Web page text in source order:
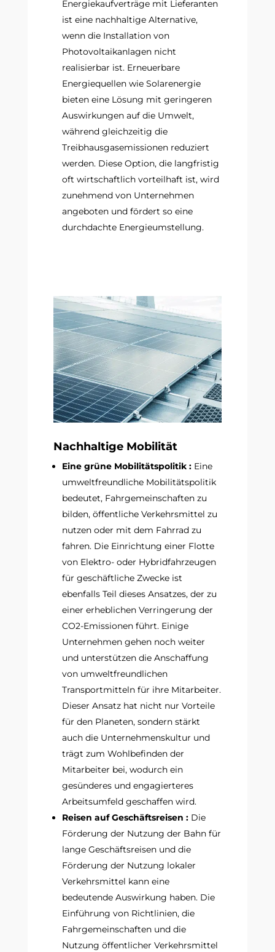
Energiekaufverträge mit Lieferanten
ist eine nachhaltige Alternative,
wenn die Installation von
Photovoltaikanlagen nicht
realisierbar ist. Erneuerbare
Energiequellen wie Solarenergie
bieten eine Lösung mit geringeren
Auswirkungen auf die Umwelt,
während gleichzeitig die
Treibhausgasemissionen reduziert
werden. Diese Option, die langfristig
oft wirtschaftlich vorteilhaft ist, wird
zunehmend von Unternehmen
angeboten und fördert so eine
durchdachte Energieumstellung.
Nachhaltige Mobilität
Eine grüne Mobilitätspolitik :Eine
umweltfreundliche Mobilitätspolitik
bedeutet, Fahrgemeinschaften zu
bilden, öffentliche Verkehrsmittel zu
nutzen oder mit dem Fahrrad zu
fahren. Die Einrichtung einer Flotte
von Elektro- oder Hybridfahrzeugen
für geschäftliche Zwecke ist
ebenfalls Teil dieses Ansatzes, der zu
einer erheblichen Verringerung der
CO2-Emissionen führt. Einige
Unternehmen gehen noch weiter
und unterstützen die Anschaffung
von umweltfreundlichen
Transportmitteln für ihre Mitarbeiter.
Dieser Ansatz hat nicht nur Vorteile
für den Planeten, sondern stärkt
auch die Unternehmenskultur und
trägt zum Wohlbefinden der
Mitarbeiter bei, wodurch ein
gesünderes und engagierteres
Arbeitsumfeld geschaffen wird.
Reisen auf Geschäftsreisen :Die
Förderung der Nutzung der Bahn für
lange Geschäftsreisen und die
Förderung der Nutzung lokaler
Verkehrsmittel kann eine
bedeutende Auswirkung haben. Die
Einführung von Richtlinien, die
Fahrgemeinschaften und die
Nutzung öffentlicher Verkehrsmittel